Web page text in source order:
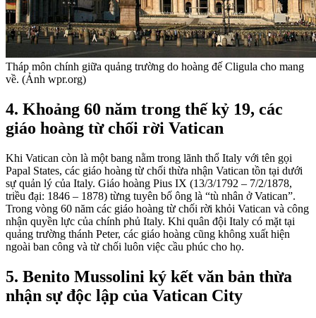
Tháp môn chính giữa quảng trường do hoàng đế Cligula cho mang
về. (Ảnh wpr.org)
4. Khoảng 60 năm trong thế kỷ 19, các
giáo hoàng từ chối rời Vatican
Khi Vatican còn là một bang nằm trong lãnh thổ Italy với tên gọi
Papal States, các giáo hoàng từ chối thừa nhận Vatican tồn tại dưới
sự quản lý của Italy. Giáo hoàng Pius IX (13/3/1792 – 7/2/1878,
triều đại: 1846 – 1878) từng tuyên bố ông là “tù nhân ở Vatican”.
Trong vòng 60 năm các giáo hoàng từ chối rời khỏi Vatican và công
nhận quyền lực của chính phủ Italy. Khi quân đội Italy có mặt tại
quảng trường thánh Peter, các giáo hoàng cũng không xuất hiện
ngoài ban công và từ chối luôn việc cầu phúc cho họ.
5. Benito Mussolini ký kết văn bản thừa
nhận sự độc lập của Vatican City